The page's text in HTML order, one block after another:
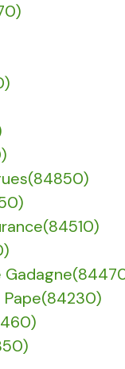
Pape(84230)